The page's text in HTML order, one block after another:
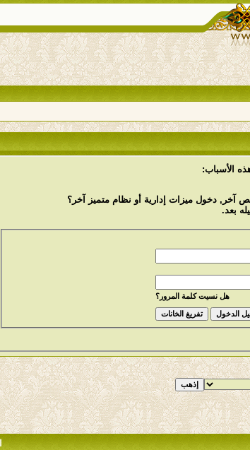
الأسباب:
آخر, دخول ميزات إدارية أو نظام متميز آخر؟
بعد.
هل نسيت كلمة المرور؟